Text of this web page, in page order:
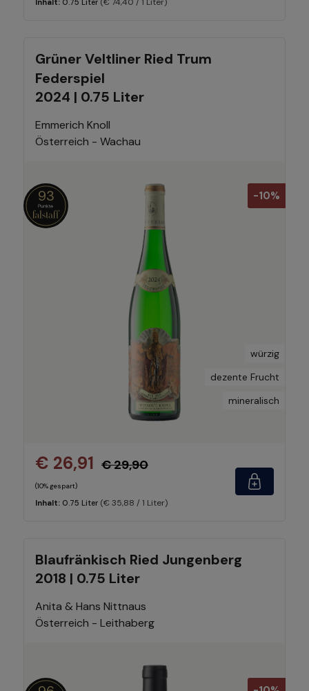
Inhalt: 0.75 Liter (€ 74,40 / 1 Liter)
Grüner Veltliner Ried Trum
Federspiel
2024 | 0.75 Liter
Emmerich Knoll
Österreich - Wachau
-10%
93
würzig
dezente Frucht
mineralisch
€ 26,91 € 29,90
(10% gespart)
Inhalt: 0.75 Liter (€ 35,88 / 1 Liter)
Blaufränkisch Ried Jungenberg
2018 | 0.75 Liter
Anita & Hans Nittnaus
Österreich - Leithaberg